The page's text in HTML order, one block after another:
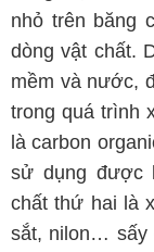
nhỏ trên băng
dòng vật chất.
mềm và nước,
trong quá trình
là carbon
sử dụng được
chất thứ hai là
sắt, nilon… sấy